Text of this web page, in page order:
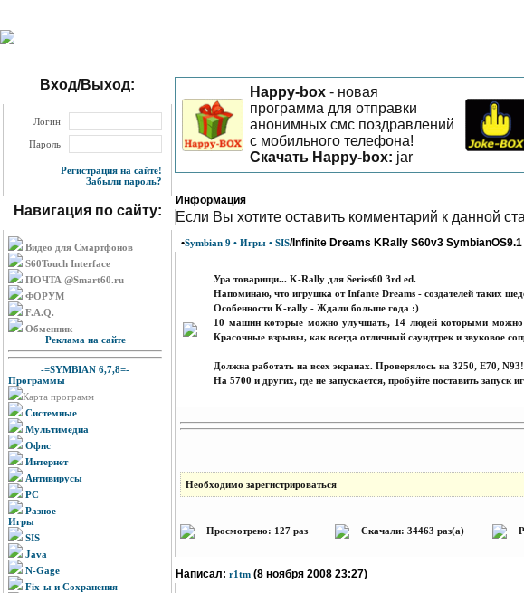
Вход/Выход:
Логин
Пароль
Регистрация на сайте!
Забыли пароль?
Навигация по сайту:
Видео для Смартфонов
S60Touch Interface
ПОЧТА @Smart60.ru
ФОРУМ
F.A.Q.
Обменник
Реклама на сайте
-=SYMBIAN 6,7,8=-
Программы
Карта программ
Системные
Мультимедиа
Офис
Интернет
Антивирусы
PC
Разное
Игры
SIS
Java
N-Gage
Fix-ы и Сохранения
Happy-box - новая
программа для отправки
анонимных смс поздравлений
с мобильного телефона!
Скачать Happy-box: jar
Информация
Eсли Вы хотите оставить комментарий к данной
•Symbian 9 • Игры • SIS/Infinite Dreams KRally S60v3 SymbianOS9.1
Ура товарищи... K-Rally для Series60 3rd ed.
Напоминаю, что игрушка от Infante Dreams - создателей таких
Особенности K-rally - Ждали больше года :)
10 машин которые можно улучшать, 14 людей которыми
Красочные взрывы, как всегда отличный саундтрек и звуковое
Должна работать на всех экранах. Проверялось на 3250, Е70, N93!
На 5700 и других, где не запускается, пробуйте поставить
Необходимо зарегистрироваться
Просмотрено: 127 раз Скачали: 34463 раз(а)
Написал: r1tm (8 ноября 2008 23:27)